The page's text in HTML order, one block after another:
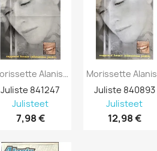
Morissette Alanis: Supposed Former...
Juliste 841247
Julisteet
7,98 €
Juliste 840893
Julisteet
12,98 €